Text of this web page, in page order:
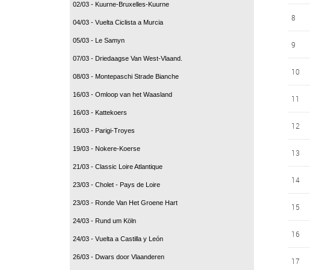
02/03 - Kuurne-Bruxelles-Kuurne
04/03 - Vuelta Ciclista a Murcia
05/03 - Le Samyn
07/03 - Driedaagse Van West-Vlaand.
08/03 - Montepaschi Strade Bianche
16/03 - Omloop van het Waasland
16/03 - Kattekoers
16/03 - Parigi-Troyes
19/03 - Nokere-Koerse
21/03 - Classic Loire Atlantique
23/03 - Cholet - Pays de Loire
23/03 - Ronde Van Het Groene Hart
24/03 - Rund um Köln
24/03 - Vuelta a Castilla y León
26/03 - Dwars door Vlaanderen
8
9
10
11
12
13
14
15
16
17